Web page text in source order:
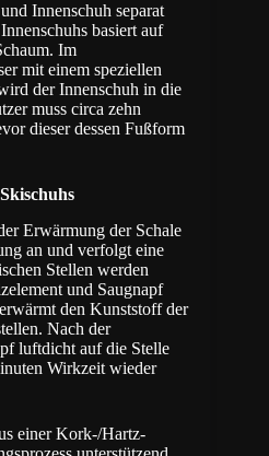
Innenschuh separat
basiert auf
Im
mit einem speziellen
der Innenschuh in die
muss circa zehn
dieser dessen Fußform
Erwärmung der Schale
an und verfolgt eine
Stellen werden
und Saugnapf
den Kunststoff der
Nach der
luftdicht auf die Stelle
Wirkzeit wieder
einer Kork-/Hartz-